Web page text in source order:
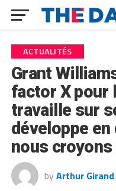
ACTUALITÉS
Grant
factor X pour
travaille sur
développe en
nous croyons
by Arthur Girand